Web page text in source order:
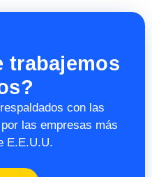
trabajemos
con las
las empresas más
E.E.U.U.